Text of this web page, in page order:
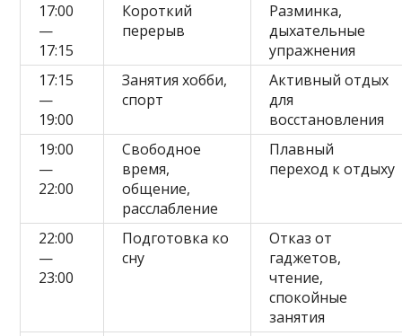
17:00
—
17:15
Короткий
перерыв
Разминка,
дыхательные
упражнения
17:15
—
19:00
Занятия хобби,
спорт
Активный отдых
для
восстановления
19:00
—
22:00
Свободное
время,
общение,
расслабление
Плавный
переход к отдыху
22:00
—
23:00
Подготовка ко
сну
Отказ от
гаджетов,
чтение,
спокойные
занятия